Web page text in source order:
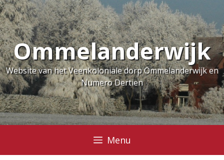
Ga
naar
de
inhoudOmmelanderwijk
Website van het Veenkoloniale dorp Ommelanderwijk en
Numero Dertien
Menu